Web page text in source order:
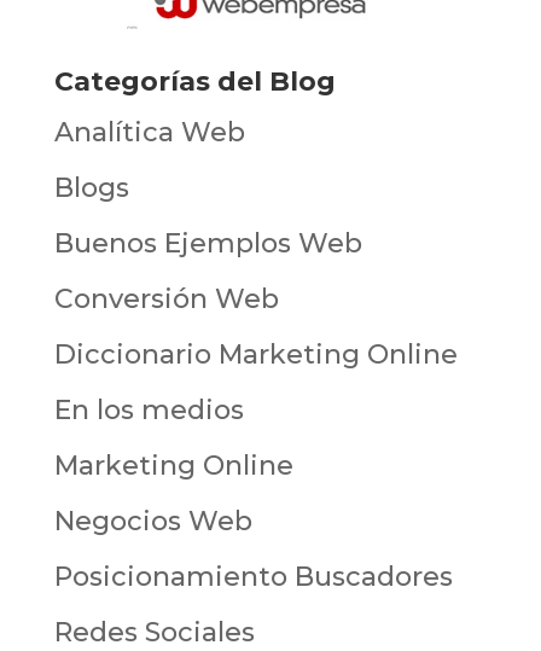
Categorías del Blog
Analítica Web
Blogs
Buenos Ejemplos Web
Conversión Web
Diccionario Marketing Online
En los medios
Marketing Online
Negocios Web
Posicionamiento Buscadores
Redes Sociales